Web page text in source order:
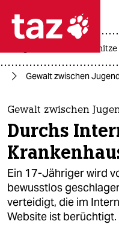
 taz
taz
themen
politik
öko
gesellschaft
kultur
hitze
Gewalt zwischen
Gewalt zwischen
Durchs
Ein 17-Jähriger wird
bewusstlos
verteidigt, die im
Website ist berüchtigt.